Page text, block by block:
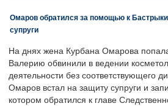
Омаров обратился за помощью к
супруги
На днях жена Курбана Омарова
Валерию обвинили в ведении
деятельности без соответствующего
Омаров встал на защиту супруги и
котором обратился к главе